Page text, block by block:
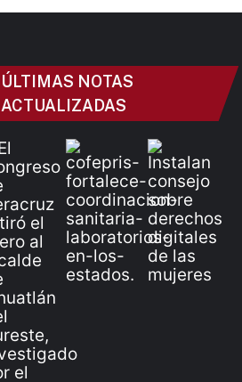
ÚLTIMAS NOTAS
ACTUALIZADAS